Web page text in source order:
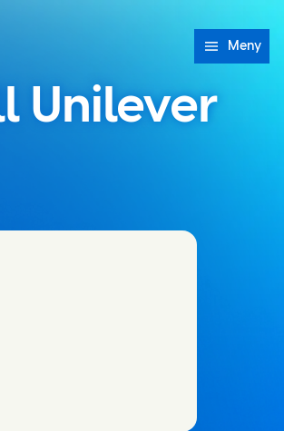
Meny
Unilever